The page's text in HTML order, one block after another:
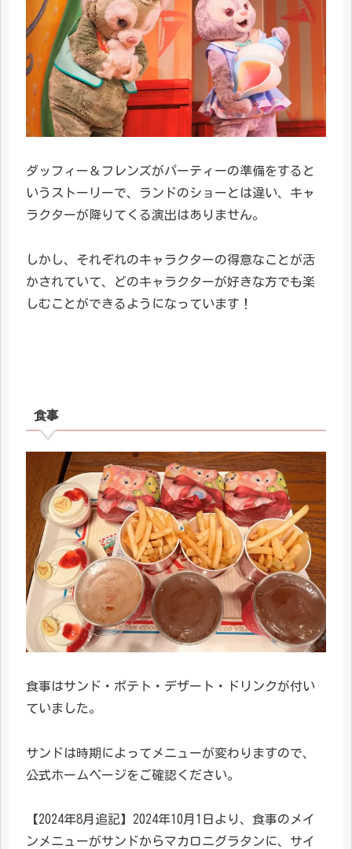
ダッフィー＆フレンズがパーティーの準備をすると
いうストーリーで、ランドのショーとは違い、キャ
ラクターが降りてくる演出はありません。
しかし、それぞれのキャラクターの得意なことが活
かされていて、どのキャラクターが好きな方でも楽
しむことができるようになっています！
食事
食事はサンド・ポテト・デザート・ドリンクが付い
ていました。
サンドは時期によってメニューが変わりますので、
公式ホームページをご確認ください。
【2024年8月追記】2024年10月1日より、食事のメイ
ンメニューがサンドからマカロニグラタンに、サイ